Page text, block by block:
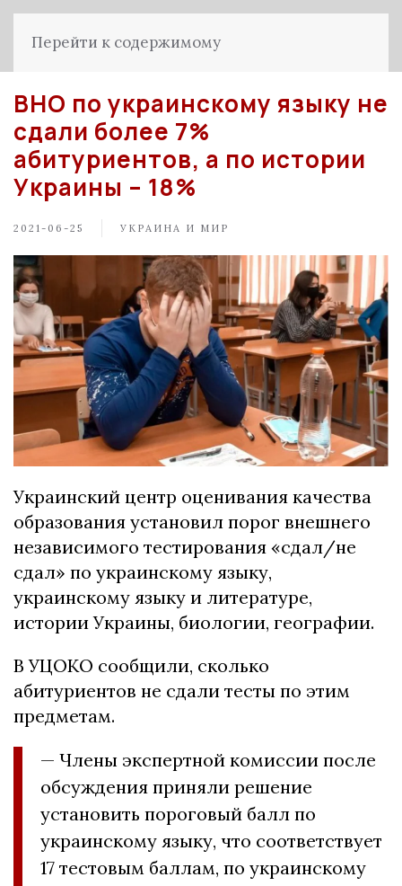
Перейти к содержимому
ВНО по украинскому языку не
сдали более 7%
абитуриентов, а по истории
Украины – 18%
2021-06-25 УКРАИНА И МИР
Украинский центр оценивания качества
образования установил порог внешнего
независимого тестирования «сдал/не
сдал» по украинскому языку,
украинскому языку и литературе,
истории Украины, биологии, географии.
В УЦОКО сообщили, сколько
абитуриентов не сдали тесты по этим
предметам.
— Члены экспертной комиссии после
обсуждения приняли решение
установить пороговый балл по
украинскому языку, что соответствует
17 тестовым баллам, по украинскому